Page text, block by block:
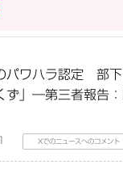
パワハラ認定 部下
ず」―第三者報告
Xでのニュースへのコメント